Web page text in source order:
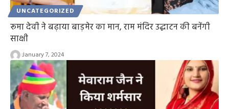
UNCATEGORIZED
रूमा देवी ने बढ़ाया बाड़मेर का मान, राम मंदिर उद्घाटन की बनेंगी
साक्षी
January 7, 2024